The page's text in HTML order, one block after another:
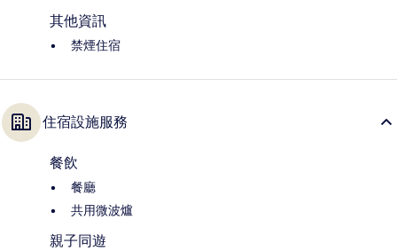
其他資訊
禁煙住宿
住宿設施服務
餐飲
餐廳
共用微波爐
親子同遊